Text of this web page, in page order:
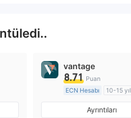
Düzenleyici Ülke/Bölge: Avustralya
vantage
8.71 Puan
ECN Hesabı
10-15 yıl
Pazar Yapıcılık (MM)
Ayrıntıları